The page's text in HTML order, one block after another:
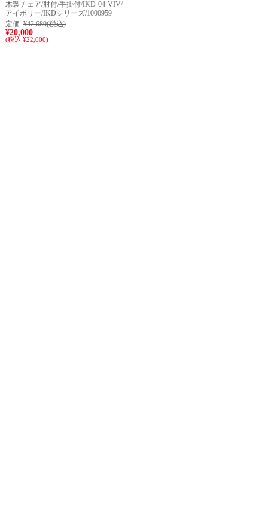
木製チェア/肘付/手掛付/IKD-04-VIV/
アイボリー/IKDシリーズ/1000959
定価: ¥42,680(税込)
¥20,000
(税込 ¥22,000)